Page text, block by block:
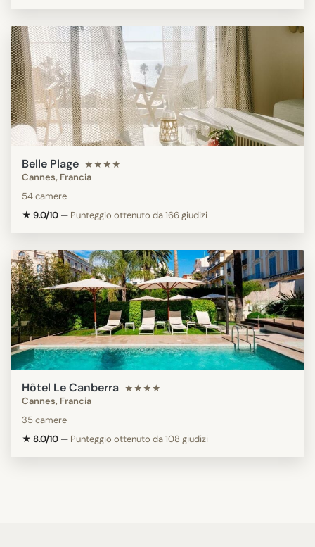
Belle Plage ★★★★
Cannes, Francia
54 camere
★ 9.0/10 — Punteggio ottenuto da 166 giudizi
Hôtel Le Canberra ★★★★
Cannes, Francia
35 camere
★ 8.0/10 — Punteggio ottenuto da 108 giudizi